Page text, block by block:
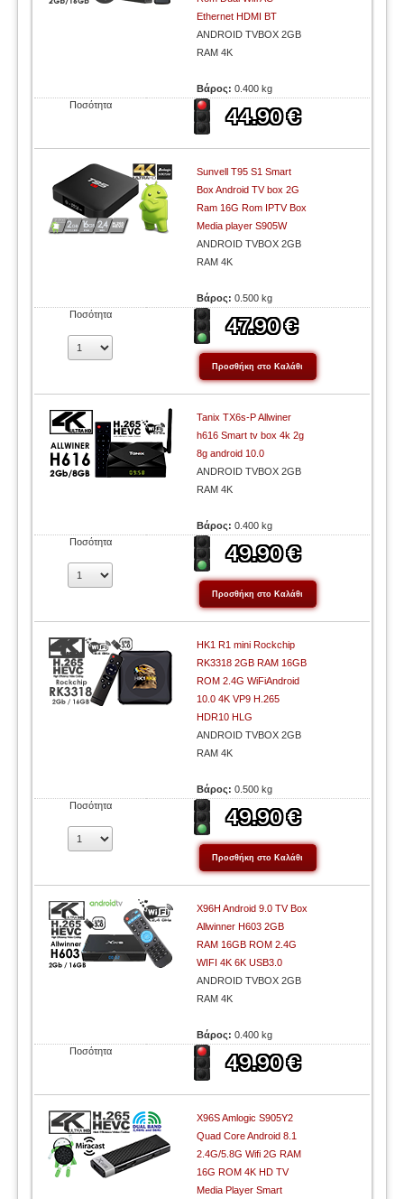
Ethernet HDMI BT
ANDROID TVBOX 2GB
RAM 4K
Βάρος:0.400 kg
Ποσότητα
Sunvell T95 S1 Smart
Box Android TV box 2G
Ram 16G Rom IPTV Box
Media player S905W
ANDROID TVBOX 2GB
RAM 4K
Βάρος:0.500 kg
Ποσότητα
Tanix TX6s-P Allwiner
h616 Smart tv box 4k 2g
8g android 10.0
ANDROID TVBOX 2GB
RAM 4K
Βάρος:0.400 kg
Ποσότητα
HK1 R1 mini Rockchip
RK3318 2GB RAM 16GB
ROM 2.4G WiFiAndroid
10.0 4K VP9 H.265
HDR10 HLG
ANDROID TVBOX 2GB
RAM 4K
Βάρος:0.500 kg
Ποσότητα
X96H Android 9.0 TV Box
Allwinner H603 2GB
RAM 16GB ROM 2.4G
WIFI 4K 6K USB3.0
ANDROID TVBOX 2GB
RAM 4K
Βάρος:0.400 kg
Ποσότητα
X96S Amlogic S905Y2
Quad Core Android 8.1
2.4G/5.8G Wifi 2G RAM
16G ROM 4K HD TV
Media Player Smart